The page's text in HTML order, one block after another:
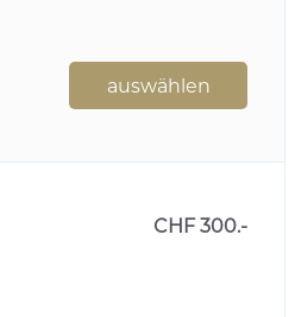
auswählen
CHF 300.-